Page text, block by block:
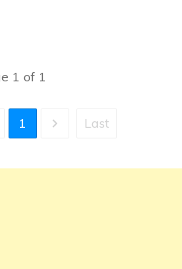
1 of 1
1 Last